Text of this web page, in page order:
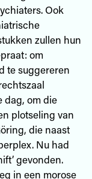
Ook
zullen hun
om
te suggereren
dag, om die
plotseling van
die naast
Nu had
gevonden.
in een morose